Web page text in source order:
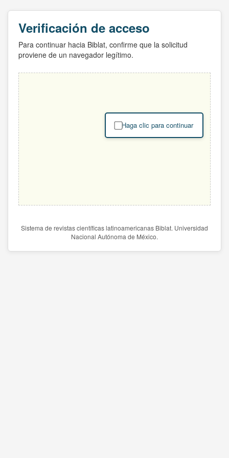
Verificación de acceso
Para continuar hacia Biblat, confirme que la solicitud
proviene de un navegador legítimo.
Haga clic para continuar
Sistema de revistas científicas latinoamericanas Biblat. Universidad
Nacional Autónoma de México.